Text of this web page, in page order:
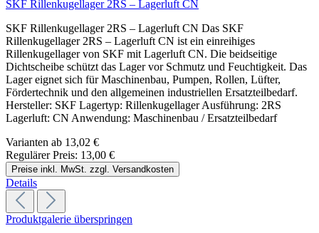
SKF Rillenkugellager 2RS – Lagerluft CN
SKF Rillenkugellager 2RS – Lagerluft CN Das SKF
Rillenkugellager 2RS – Lagerluft CN ist ein einreihiges
Rillenkugellager von SKF mit Lagerluft CN. Die beidseitige
Dichtscheibe schützt das Lager vor Schmutz und Feuchtigkeit. Das
Lager eignet sich für Maschinenbau, Pumpen, Rollen, Lüfter,
Fördertechnik und den allgemeinen industriellen Ersatzteilbedarf.
Hersteller: SKF Lagertyp: Rillenkugellager Ausführung: 2RS
Lagerluft: CN Anwendung: Maschinenbau / Ersatzteilbedarf
Varianten ab 13,02 €
Regulärer Preis: 13,00 €
Preise inkl. MwSt. zzgl. Versandkosten
Details
Produktgalerie überspringen